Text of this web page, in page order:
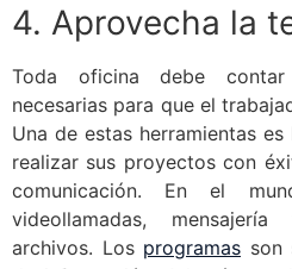
4. Aprovecha la
Toda oficina debe
necesarias para que el
Una de estas herramientas
realizar sus proyectos con
comunicación. En el
videollamadas,
archivos. Los programas son